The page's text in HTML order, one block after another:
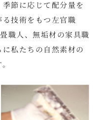
節に応じて配分量を
技術をもつ左官職
職人、無垢材の家具職
私たちの自然素材の